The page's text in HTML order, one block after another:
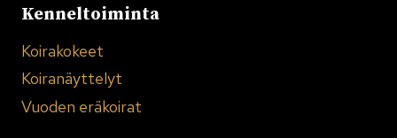
Kenneltoiminta
Koirakokeet
Koiranäyttelyt
Vuoden eräkoirat